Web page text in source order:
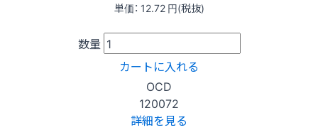
単価： 12.72 円(税抜)
数量
カートに入れる
OCD
120072
詳細を見る